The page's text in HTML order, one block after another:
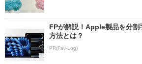
FPが解説！Apple製品を分割
方法とは？
PR(Fav-Log)